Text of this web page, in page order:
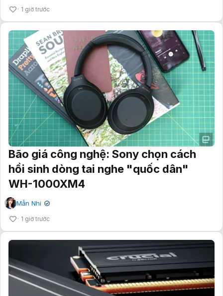
1 giờ trước
Bão giá công nghệ: Sony chọn cách
hồi sinh dòng tai nghe "quốc dân"
WH-1000XM4
Mẫn Nhi ✔
1 giờ trước